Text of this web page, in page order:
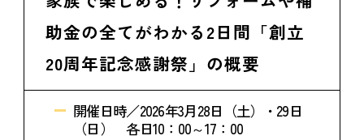
助金の全てがわかる2日間「創立
20周年記念感謝祭」の概要
開催日時／2026年3月28日（土）・29日
（日） 各日10：00～17：00